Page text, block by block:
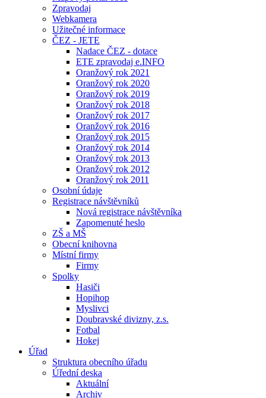
Zpravodaj
Webkamera
Užitečné informace
ČEZ - JETE
Nadace ČEZ - dotace
ETE zpravodaj e.INFO
Oranžový rok 2021
Oranžový rok 2020
Oranžový rok 2019
Oranžový rok 2018
Oranžový rok 2017
Oranžový rok 2016
Oranžový rok 2015
Oranžový rok 2014
Oranžový rok 2013
Oranžový rok 2012
Oranžový rok 2011
Osobní údaje
Registrace návštěvníků
Nová registrace návštěvníka
Zapomenuté heslo
ZŠ a MŠ
Obecní knihovna
Místní firmy
Firmy
Spolky
Hasiči
Hopihop
Myslivci
Doubravské divizny, z.s.
Fotbal
Hokej
Úřad
Struktura obecního úřadu
Úřední deska
Aktuální
Archiv